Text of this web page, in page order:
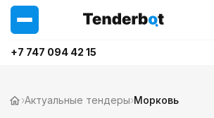
+7 747 094 42 15
›Актуальные тендеры›Морковь